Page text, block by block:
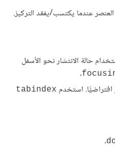
عندما يكتسب/يفقد التركيز.
حالة الانتشار نحو الأسفل
.
افتراضيًّا. استخدم tabindex
.